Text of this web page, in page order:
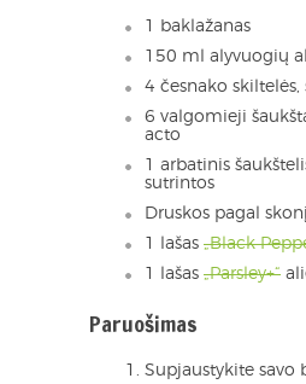
1 baklažanas
150 ml alyvuogių
4 česnako
6 valgomieji
acto
1 arbatinis
sutrintos
Druskos pagal skonį
1 lašas „Black
1 lašas „Parsley+“
Paruošimas
Supjaustykite savo